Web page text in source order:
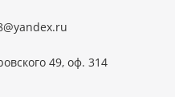
49, оф. 314